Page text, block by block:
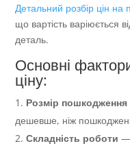
Детальний розбір цін на
що вартість варіюється
деталь.
Основні
ціну:
Розмір пошкодження
дешевше, ніж
Складність роботи —